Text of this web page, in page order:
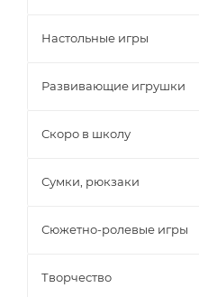
Настольные игры
Развивающие игрушки
Скоро в школу
Сумки, рюкзаки
Сюжетно-ролевые игры
Творчество